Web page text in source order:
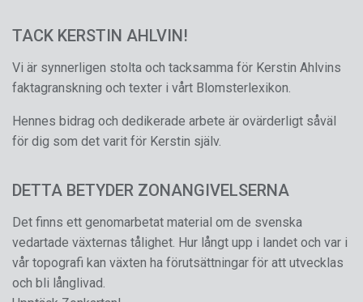
TACK KERSTIN AHLVIN!
Vi är synnerligen stolta och tacksamma för Kerstin Ahlvins
faktagranskning och texter i vårt Blomsterlexikon.
Hennes bidrag och dedikerade arbete är ovärderligt såväl
för dig som det varit för Kerstin själv.
DETTA BETYDER ZONANGIVELSERNA
Det finns ett genomarbetat material om de svenska
vedartade växternas tålighet. Hur långt upp i landet och var i
vår topografi kan växten ha förutsättningar för att utvecklas
och bli långlivad.